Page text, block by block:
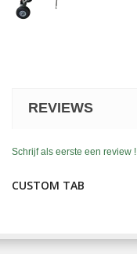
REVIEWS
Schrijf als eerste een review !
CUSTOM TAB